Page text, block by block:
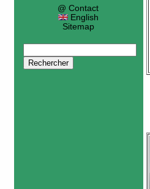
@ Contact
English
Sitemap